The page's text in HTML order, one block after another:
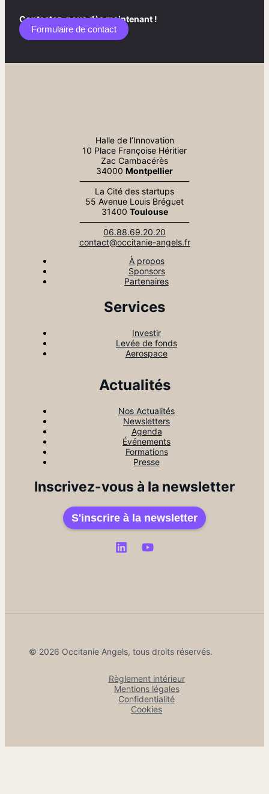
Contactez-nous dès maintenant !
Formulaire de contact​
Halle de l’Innovation
10 Place Françoise Héritier
Zac Cambacérès
34000 Montpellier
—————————————
La Cité des startups
55 Avenue Louis Bréguet
31400 Toulouse
—————————————
06.88.69.20.20
contact@occitanie-angels.fr
À propos
Sponsors
Partenaires
Services
Investir
Levée de fonds
Aerospace
Actualités
Nos Actualités
Newsletters
Agenda
Événements
Formations
Presse
Inscrivez-vous à la newsletter
S'inscrire à la newsletter
© 2026 Occitanie Angels, tous droits réservés.
Règlement intérieur
Mentions légales
Confidentialité
Cookies